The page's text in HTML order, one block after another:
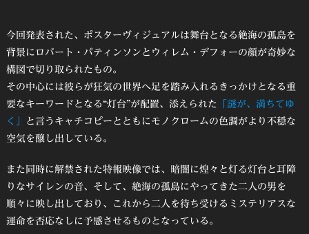
今回発表された、ポスターヴィジュアルは舞台となる絶海の孤島を
背景にロバート・パティンソンとウィレム・デフォーの顔が奇妙な
構図で切り取られたもの。
その中⼼には彼らが狂気の世界へ⾜を踏み⼊れるきっかけとなる重
要なキーワードとなる“灯台”が配置、添えられた
「謎が、満ちてゆ
く」
と⾔うキャチコピーとともにモノクロームの⾊調がより不穏な
空気を醸し出している。
また同時に解禁された特報映像では、暗闇に煌々と灯る灯台と⽿障
りなサイレンの⾳、そして、絶海の孤島にやってきた⼆⼈の男を
順々に映し出しており、これから⼆⼈を待ち受けるミステリアスな
運命を否応なしに予感させるものとなっている。